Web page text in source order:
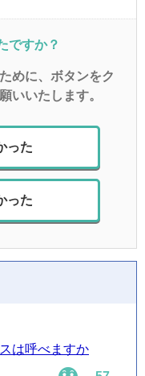
ですか？
めに、ボタンをク
いいたします。
った
った
は呼べますか